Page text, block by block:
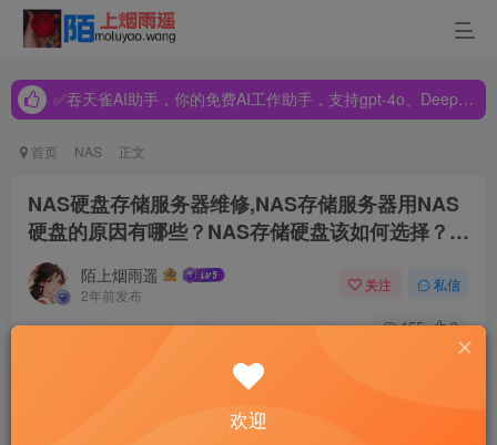
✅吞天雀AI助手，你的免费AI工作助手，支持gpt-4o、DeepSeek、Claude🔥🔥🔥🔥
✅吞天雀AI助手，你的免费AI工作助手，支持gpt-4o、DeepSeek、Claude🔥🔥🔥🔥
首页 NAS 正文
NAS硬盘存储服务器维修,NAS存储服务器用NAS
硬盘的原因有哪些？NAS存储硬盘该如何选择？…
陌上烟雨遥
2年前发布
关注 私信
155 9
随着科技的发展，现在很多中小企业为了存储数据都选择的
满的时候，那我们该如何选择存储服务器的硬盘呢？选用
欢迎